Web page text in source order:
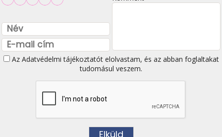
Az Adatvédelmi tájékoztatótelolvastam, és az abban foglaltakat
tudomásul veszem.